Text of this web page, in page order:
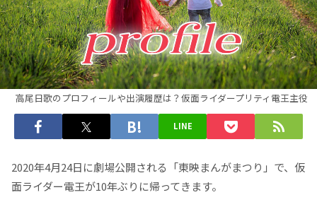
高尾日歌のプロフィールや出演履歴は？仮面ライダープリティ電王主役
LINE
2020年4月24日に劇場公開される「東映まんがまつり」で、仮
面ライダー電王が10年ぶりに帰ってきます。